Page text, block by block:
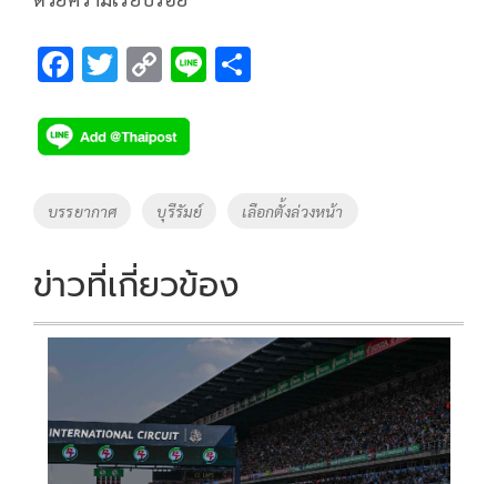
F
e
b
o
k
T
tt
er
C
p
y
Li
k
Li
Tags
บรรยากาศ บุรีรัมย์ เลือกตั้งล่วงหน้า
ข่าวที่เกี่ยวข้อง